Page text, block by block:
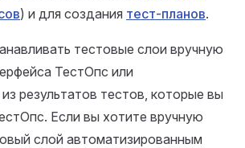
) и для создания тест-планов.
тестовые слои вручную
ТестОпс или
результатов тестов, которые вы
Если вы хотите вручную
слой автоматизированным